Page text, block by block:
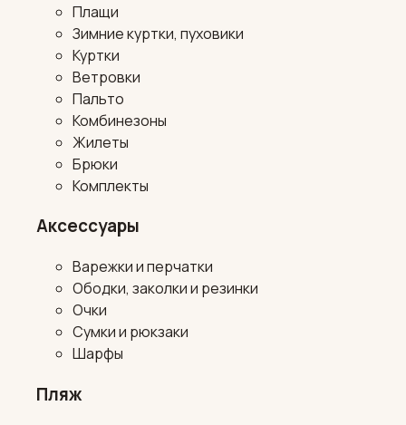
Плащи
Зимние куртки, пуховики
Куртки
Ветровки
Пальто
Комбинезоны
Жилеты
Брюки
Комплекты
Аксессуары
Варежки и перчатки
Ободки, заколки и резинки
Очки
Сумки и рюкзаки
Шарфы
Пляж